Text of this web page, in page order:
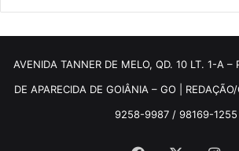
AVENIDA TANNER DE MELO, QD. 10 LT. 1-A –
DE APARECIDA DE GOIÂNIA – GO |
9258-9987 / 98169-1255